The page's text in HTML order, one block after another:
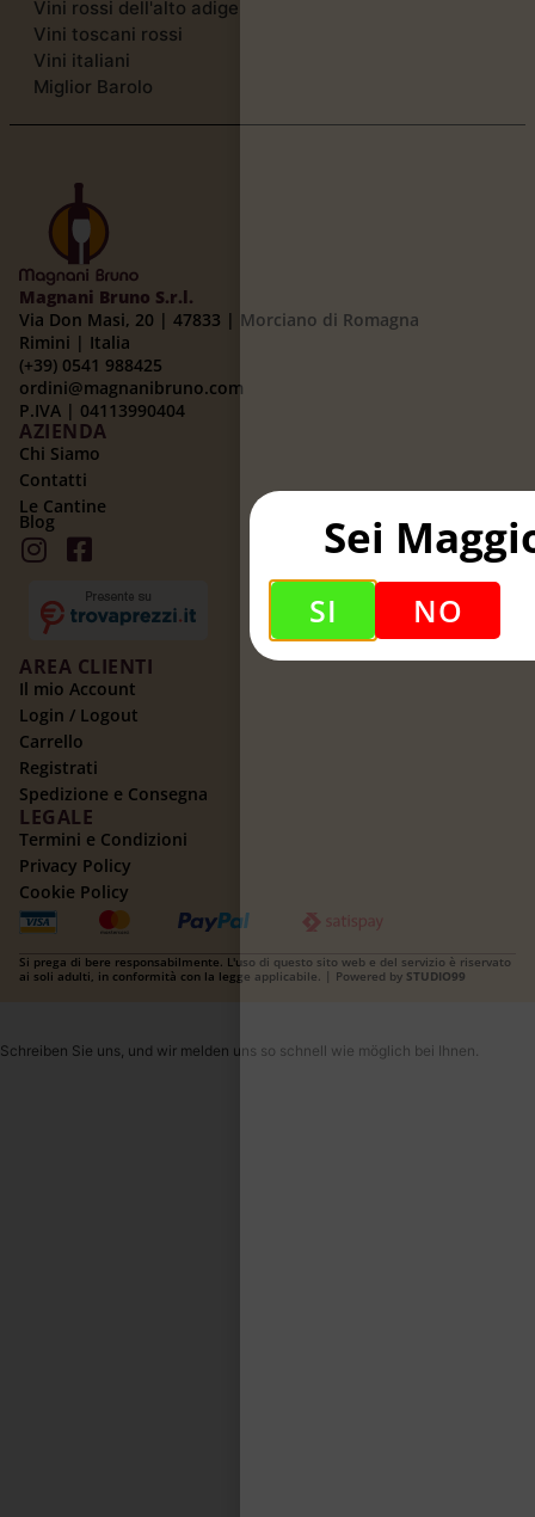
Vini rossi dell'alto adige
Vini toscani rossi
Vini italiani
Miglior Barolo
Magnani Bruno S.r.l.
Via Don Masi, 20 | 47833 | Morciano di Romagna
Rimini | Italia
(+39) 0541 988425
ordini@magnanibruno.com
P.IVA | 04113990404
AZIENDA
Chi Siamo
Contatti
Le Cantine
Blog
AREA CLIENTI
Il mio Account
Login / Logout
Carrello
Registrati
Spedizione e Consegna
LEGALE
Termini e Condizioni
Privacy Policy
Cookie Policy
Si prega di bere responsabilmente. L'uso di questo sito web e del servizio è riservato
ai soli adulti, in conformità con la legge applicabile. | Powered by STUDIO99
Schreiben Sie uns, und wir melden uns so schnell wie möglich bei Ihnen.
Sei
SI NO